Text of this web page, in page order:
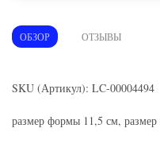
ОБЗОР ОТЗЫВЫ
SKU (Артикул): LC-00004494
размер формы 11,5 см, размер